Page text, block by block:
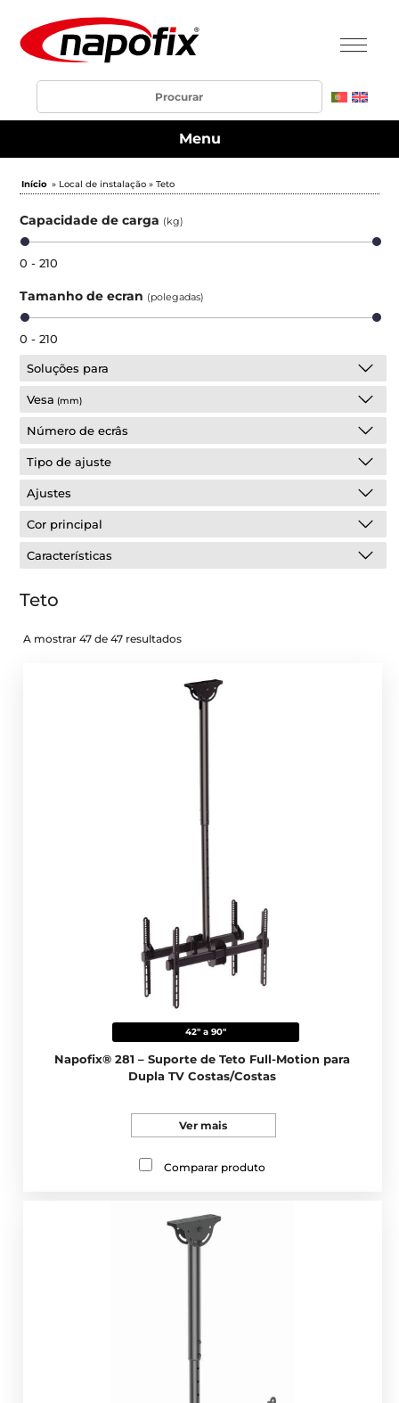
Menu
Início » Local de instalação » Teto
Capacidade de carga (kg)
0 - 210
Tamanho de ecran (polegadas)
0 - 210
Soluções para
Vesa (mm)
Número de ecrâs
Tipo de ajuste
Ajustes
Cor principal
Características
Teto
A mostrar 47 de 47 resultados
42" a 90"
Napofix® 281 – Suporte de Teto Full-Motion para
Dupla TV Costas/Costas
Ver mais
Comparar produto